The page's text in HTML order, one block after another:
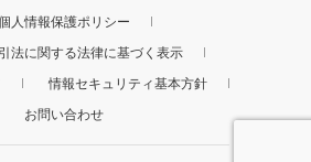
人情報保護ポリシー
法に関する法律に基づく表示
情報セキュリティ基本方針
お問い合わせ